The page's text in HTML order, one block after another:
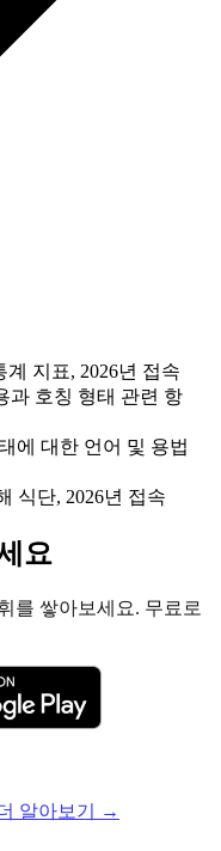
지표, 2026년 접속
과 호칭 형태 관련 항
에 대한 언어 및 용법
식단, 2026년 접속
요
를 쌓아보세요. 무료로
알아보기 →